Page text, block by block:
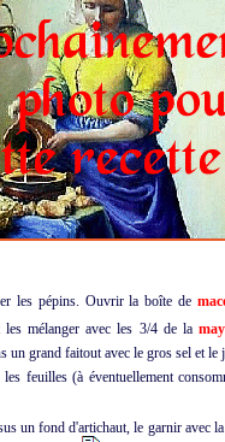
les pépins. Ouvrir la boîte de
mélanger avec les 3/4 de la
un grand faitout avec le gros sel et le
feuilles (à éventuellement
un fond d'artichaut, le garnir avec